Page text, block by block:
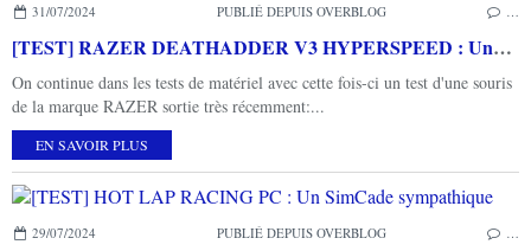
31/07/2024 PUBLIÉ DEPUIS OVERBLOG
[TEST] RAZER DEATHADDER V3 HYPERSPEED : Une souris d'exception!
On continue dans les tests de matériel avec cette fois-ci un test d'une souris
de la marque RAZER sortie très récemment:...
EN SAVOIR PLUS
29/07/2024 PUBLIÉ DEPUIS OVERBLOG